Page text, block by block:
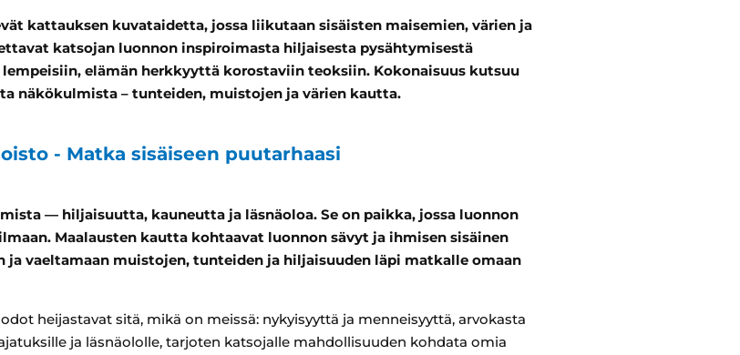
kattauksen kuvataidetta, jossa liikutaan sisäisten maisemien, värien ja
katsojan luonnon inspiroimasta hiljaisesta pysähtymisestä
elämän herkkyyttä korostaviin teoksiin. Kokonaisuus kutsuu
näkökulmista – tunteiden, muistojen ja värien kautta.
- Matka sisäiseen puutarhaasi
— hiljaisuutta, kauneutta ja läsnäoloa. Se on paikka, jossa luonnon
Maalausten kautta kohtaavat luonnon sävyt ja ihmisen sisäinen
ja vaeltamaan muistojen, tunteiden ja hiljaisuuden läpi matkalle omaan
heijastavat sitä, mikä on meissä: nykyisyyttä ja menneisyyttä, arvokasta
ja läsnäololle, tarjoten katsojalle mahdollisuuden kohdata omia